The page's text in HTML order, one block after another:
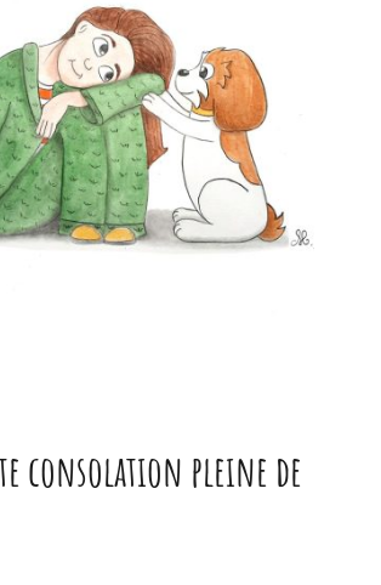
consolation pleine de